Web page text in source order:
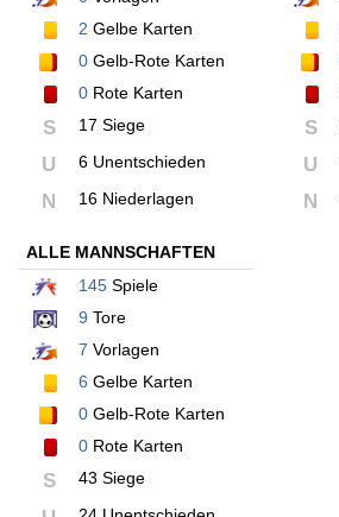
2 Gelbe Karten
0 Gelb-Rote Karten
0 Rote Karten
S 17 Siege
U 6 Unentschieden
N 16 Niederlagen
S
U
N
ALLE MANNSCHAFTEN
145 Spiele
9 Tore
7 Vorlagen
6 Gelbe Karten
0 Gelb-Rote Karten
0 Rote Karten
S 43 Siege